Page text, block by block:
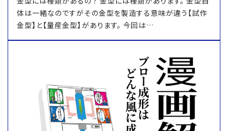
体は一緒なのですがその金型を製造する意味が違う【試作
金型】と【量産金型】があります。 今回は…